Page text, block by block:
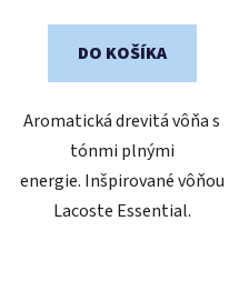
DO KOŠÍKA
Aromatická drevitá vôňa s
tónmi plnými
energie. Inšpirované vôňou
Lacoste Essential.